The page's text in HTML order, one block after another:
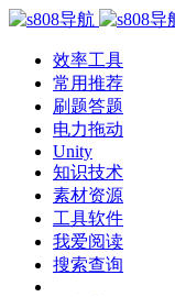
效率工具
常用推荐
刷题答题
电力拖动
Unity
知识技术
素材资源
工具软件
我爱阅读
搜索查询